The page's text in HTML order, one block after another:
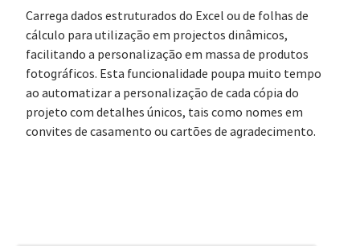
Carrega dados estruturados do Excel ou de folhas de
cálculo para utilização em projectos dinâmicos,
facilitando a personalização em massa de produtos
fotográficos. Esta funcionalidade poupa muito tempo
ao automatizar a personalização de cada cópia do
projeto com detalhes únicos, tais como nomes em
convites de casamento ou cartões de agradecimento.